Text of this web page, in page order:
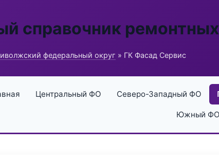
справочник
федеральный округ » ГК Фасад Сервис
Центральный ФО Северо-Западный ФО
Южный ФО